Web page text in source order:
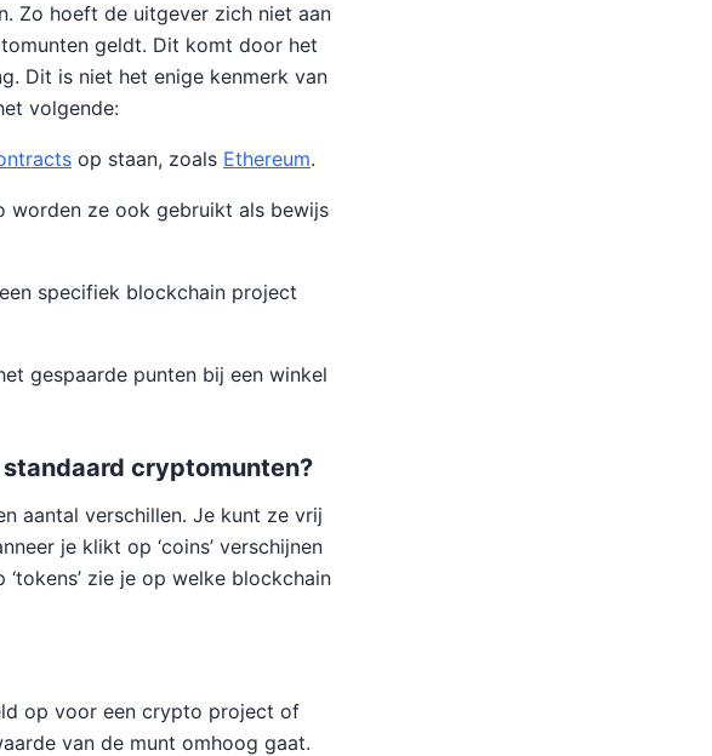
Zo hoeft de uitgever zich niet aan
geldt. Dit komt door het
Dit is niet het enige kenmerk van
volgende:
op staan, zoals Ethereum.
worden ze ook gebruikt als bewijs
specifiek blockchain project
gespaarde punten bij een winkel
cryptomunten?
aantal verschillen. Je kunt ze vrij
je klikt op ‘coins’ verschijnen
zie je op welke blockchain
op voor een crypto project of
van de munt omhoog gaat.